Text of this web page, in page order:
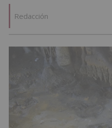
Redacción